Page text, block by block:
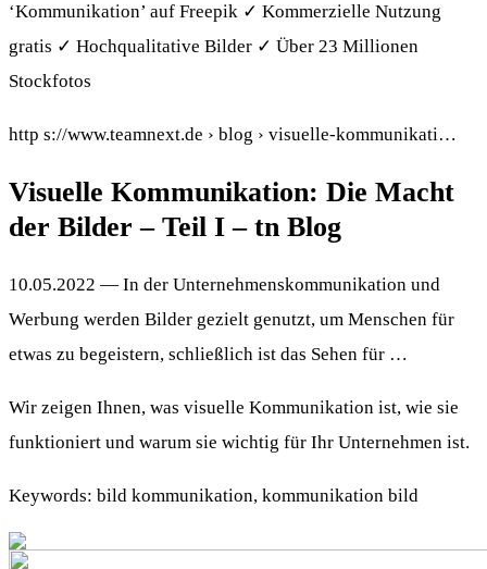
‘Kommunikation’ auf Freepik ✓ Kommerzielle Nutzung
gratis ✓ Hochqualitative Bilder ✓ Über 23 Millionen
Stockfotos
http s://www.teamnext.de › blog › visuelle-kommunikati…
Visuelle Kommunikation: Die Macht
der Bilder – Teil I – tn Blog
10.05.2022 — In der Unternehmenskommunikation und
Werbung werden Bilder gezielt genutzt, um Menschen für
etwas zu begeistern, schließlich ist das Sehen für …
Wir zeigen Ihnen, was visuelle Kommunikation ist, wie sie
funktioniert und warum sie wichtig für Ihr Unternehmen ist.
Keywords: bild kommunikation, kommunikation bild